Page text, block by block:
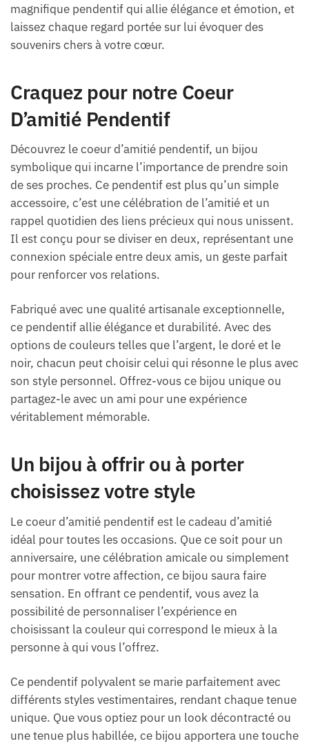
magnifique pendentif qui allie élégance et émotion, et
laissez chaque regard portée sur lui évoquer des
souvenirs chers à votre cœur.
Craquez pour notre Coeur
D’amitié Pendentif
Découvrez le coeur d’amitié pendentif, un bijou
symbolique qui incarne l’importance de prendre soin
de ses proches. Ce pendentif est plus qu’un simple
accessoire, c’est une célébration de l’amitié et un
rappel quotidien des liens précieux qui nous unissent.
Il est conçu pour se diviser en deux, représentant une
connexion spéciale entre deux amis, un geste parfait
pour renforcer vos relations.
Fabriqué avec une qualité artisanale exceptionnelle,
ce pendentif allie élégance et durabilité. Avec des
options de couleurs telles que l’argent, le doré et le
noir, chacun peut choisir celui qui résonne le plus avec
son style personnel. Offrez-vous ce bijou unique ou
partagez-le avec un ami pour une expérience
véritablement mémorable.
Un bijou à offrir ou à porter
choisissez votre style
Le coeur d’amitié pendentif est le cadeau d’amitié
idéal pour toutes les occasions. Que ce soit pour un
anniversaire, une célébration amicale ou simplement
pour montrer votre affection, ce bijou saura faire
sensation. En offrant ce pendentif, vous avez la
possibilité de personnaliser l’expérience en
choisissant la couleur qui correspond le mieux à la
personne à qui vous l’offrez.
Ce pendentif polyvalent se marie parfaitement avec
différents styles vestimentaires, rendant chaque tenue
unique. Que vous optiez pour un look décontracté ou
une tenue plus habillée, ce bijou apportera une touche